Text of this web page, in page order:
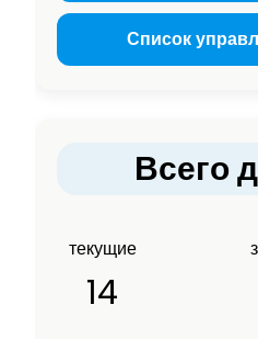
Список
Всего
текущие
14